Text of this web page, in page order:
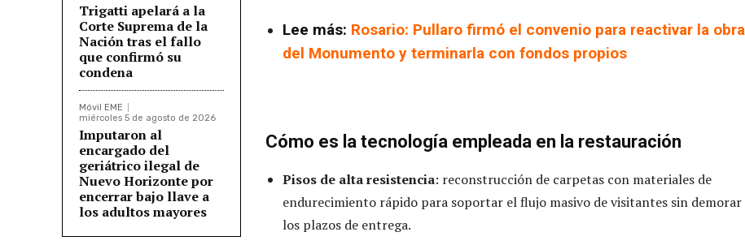
Trigatti apelará a la
Corte Suprema de la
Nación tras el fallo
que confirmó su
condena
Móvil EME
miércoles 5 de agosto de 2026
Imputaron al
encargado del
geriátrico ilegal de
Nuevo Horizonte por
encerrar bajo llave a
los adultos mayores
Lee más: Rosario: Pullaro firmó el convenio para reactivar la obra
del Monumento y terminarla con fondos propios
Cómo es la tecnología empleada en la restauración
Pisos de alta resistencia: reconstrucción de carpetas con materiales de
endurecimiento rápido para soportar el flujo masivo de visitantes sin demorar
los plazos de entrega.